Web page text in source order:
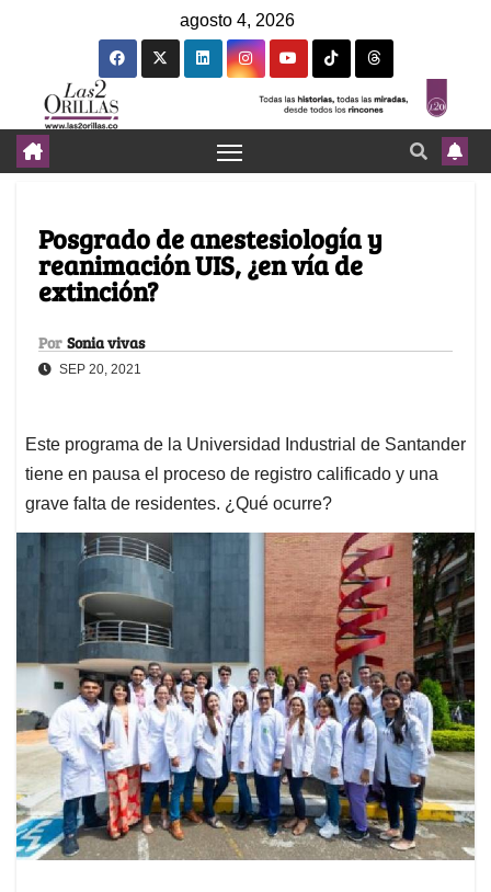
agosto 4, 2026
Posgrado de anestesiología y
reanimación UIS, ¿en vía de
extinción?
Por Sonia vivas
SEP 20, 2021
Este programa de la Universidad Industrial de Santander
tiene en pausa el proceso de registro calificado y una
grave falta de residentes. ¿Qué ocurre?